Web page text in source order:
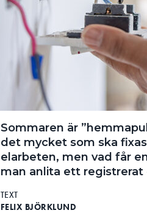
Sommaren är
det mycket som ska
elarbeten, men vad får
man anlita ett
TEXT
FELIX BJÖRKLUND